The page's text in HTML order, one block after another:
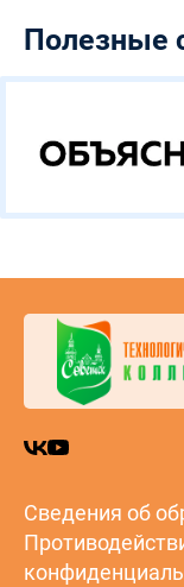
Полезные
Сведения об